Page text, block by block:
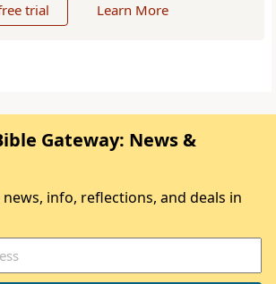
trial Learn More
Gateway: News &
news, info, reflections, and deals in